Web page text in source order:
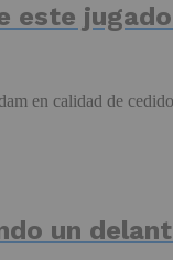
este
en calidad de
un